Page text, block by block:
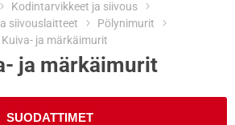
Kodintarvikkeet ja siivous
siivouslaitteet
Pölynimurit
Kuiva- ja märkäimurit
ja märkäimurit
SUODATTIMET